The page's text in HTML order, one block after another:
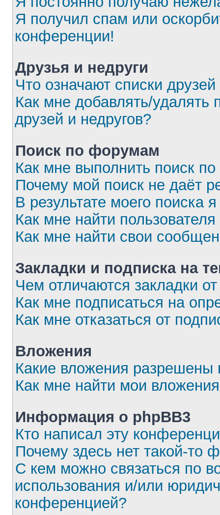
Я получил спам или
конференции!
Друзья и недруги
Что означают списки друзей
Как мне добавлять/удалять
друзей и недругов?
Поиск по форумам
Как мне выполнить поиск
Почему мой поиск не даёт
В результате моего поиска
Как мне найти
Как мне найти свои
Закладки и подписка на
Чем отличаются закладки
Как мне подписаться на
Как мне отказаться от
Вложения
Какие вложения разрешены
Как мне найти мои
Информация о phpBB3
Кто написал эту
Почему здесь нет такой-то
С кем можно связаться по
использования и/или
конференцией?